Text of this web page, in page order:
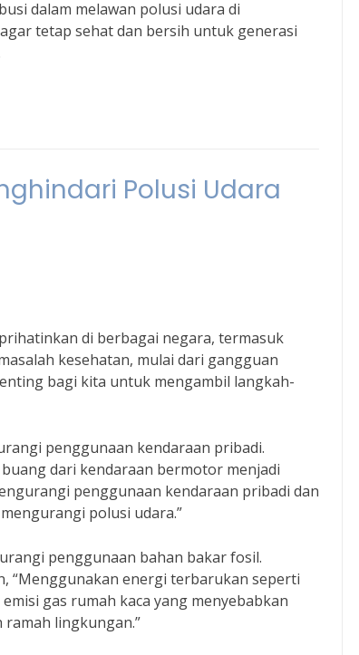
dalam melawan polusi udara di
tetap sehat dan bersih untuk generasi
Polusi Udara
di berbagai negara, termasuk
kesehatan, mulai dari gangguan
bagi kita untuk mengambil langkah-
penggunaan kendaraan pribadi.
dari kendaraan bermotor menjadi
penggunaan kendaraan pribadi dan
polusi udara.”
penggunaan bahan bakar fosil.
“Menggunakan energi terbarukan seperti
gas rumah kaca yang menyebabkan
lingkungan.”